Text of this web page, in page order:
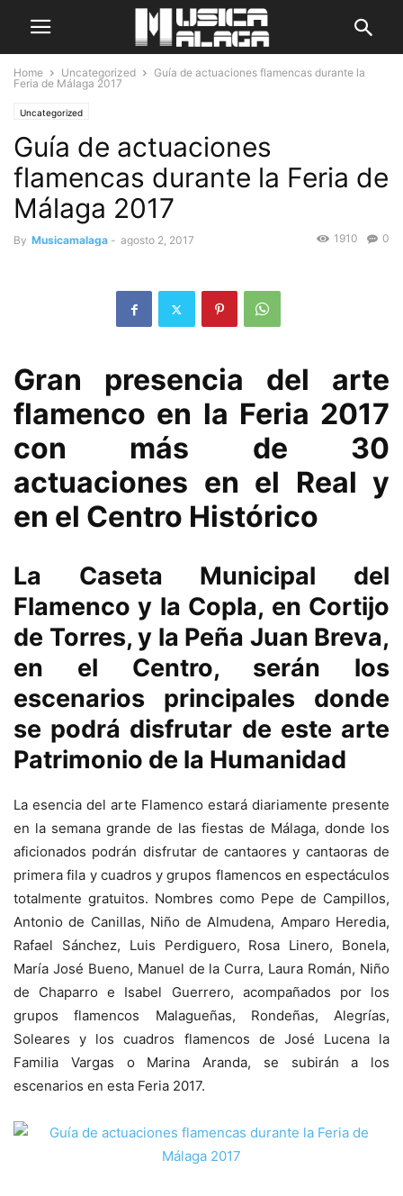
Home Uncategorized
Guía de actuaciones flamencas durante la
Feria de Málaga 2017
Uncategorized
Guía de actuaciones
flamencas durante la Feria de
Málaga 2017
By Musicamalaga - agosto 2, 2017 0
1910
Gran presencia del arte
flamenco en la Feria 2017
con más de 30
actuaciones en el Real y
en el Centro Histórico
La Caseta Municipal del
Flamenco y la Copla, en Cortijo
de Torres, y la Peña Juan Breva,
en el Centro, serán los
escenarios principales donde
se podrá disfrutar de este arte
Patrimonio de la Humanidad
La esencia del arte Flamenco estará diariamente presente
en la semana grande de las fiestas de Málaga, donde los
aficionados podrán disfrutar de cantaores y cantaoras de
primera fila y cuadros y grupos flamencos en espectáculos
totalmente gratuitos. Nombres como Pepe de Campillos,
Antonio de Canillas, Niño de Almudena, Amparo Heredia,
Rafael Sánchez, Luis Perdiguero, Rosa Linero, Bonela,
María José Bueno, Manuel de la Curra, Laura Román, Niño
de Chaparro e Isabel Guerrero, acompañados por los
grupos flamencos Malagueñas, Rondeñas, Alegrías,
Soleares y los cuadros flamencos de José Lucena la
Familia Vargas o Marina Aranda, se subirán a los
escenarios en esta Feria 2017.